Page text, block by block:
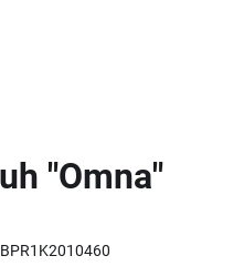
"Omna"